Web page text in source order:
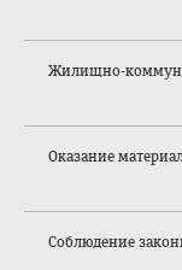
Жилищно-
Оказание
Соблюдение